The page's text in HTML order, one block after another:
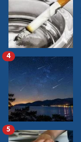
4
5